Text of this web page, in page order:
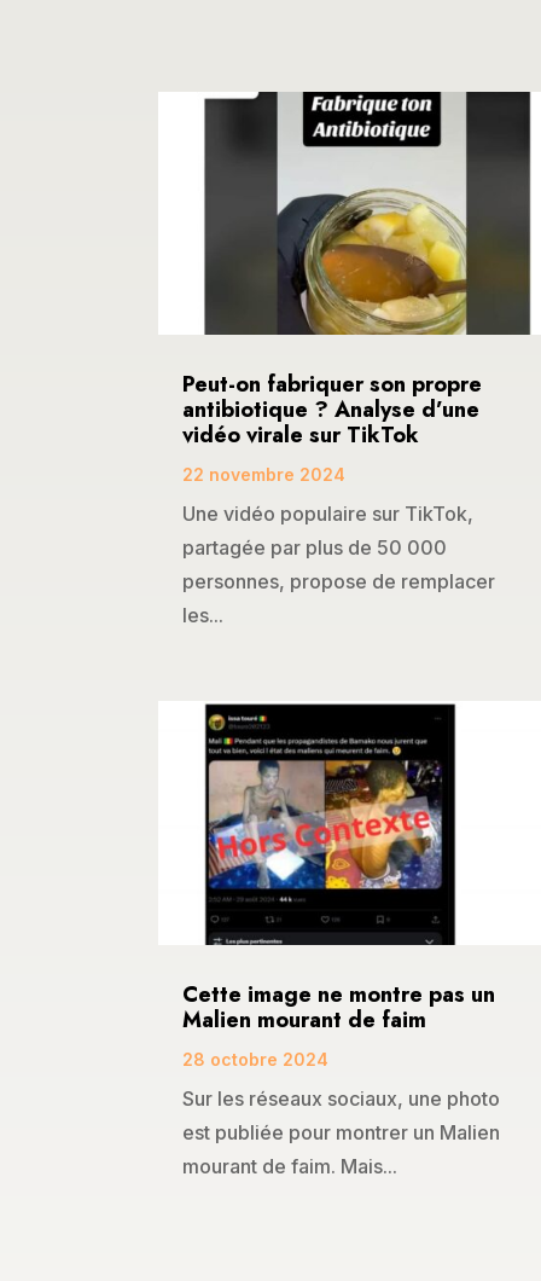
Peut-on fabriquer son propre
antibiotique ? Analyse d’une
vidéo virale sur TikTok
22 novembre 2024
Une vidéo populaire sur TikTok,
partagée par plus de 50 000
personnes, propose de remplacer
les...
Cette image ne montre pas un
Malien mourant de faim
28 octobre 2024
Sur les réseaux sociaux, une photo
est publiée pour montrer un Malien
mourant de faim. Mais...